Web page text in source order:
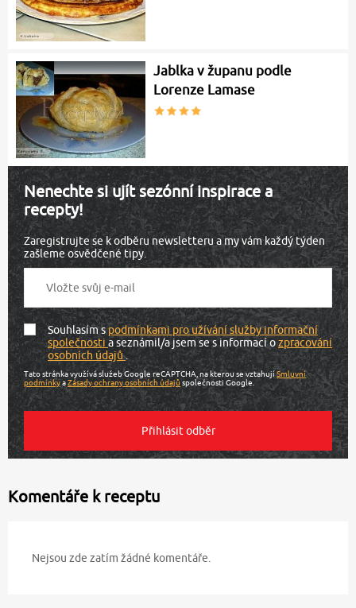
Jablka v županu podle
Lorenze Lamase
Nenechte si ujít sezónní inspirace a
recepty!
Zaregistrujte se k odběru newsletteru a my vám každý týden
zašleme osvědčené tipy.
Souhlasím spodmínkami pro užívání služby informační
společnostia seznámil/a jsem se s informací ozpracování
osobních údajů.
Tato stránka využívá služeb Google reCAPTCHA, na kterou se vztahujíSmluvní
podmínkyaZásady ochrany osobních údajů společnosti Google.
Komentáře k receptu
Nejsou zde zatím žádné komentáře.